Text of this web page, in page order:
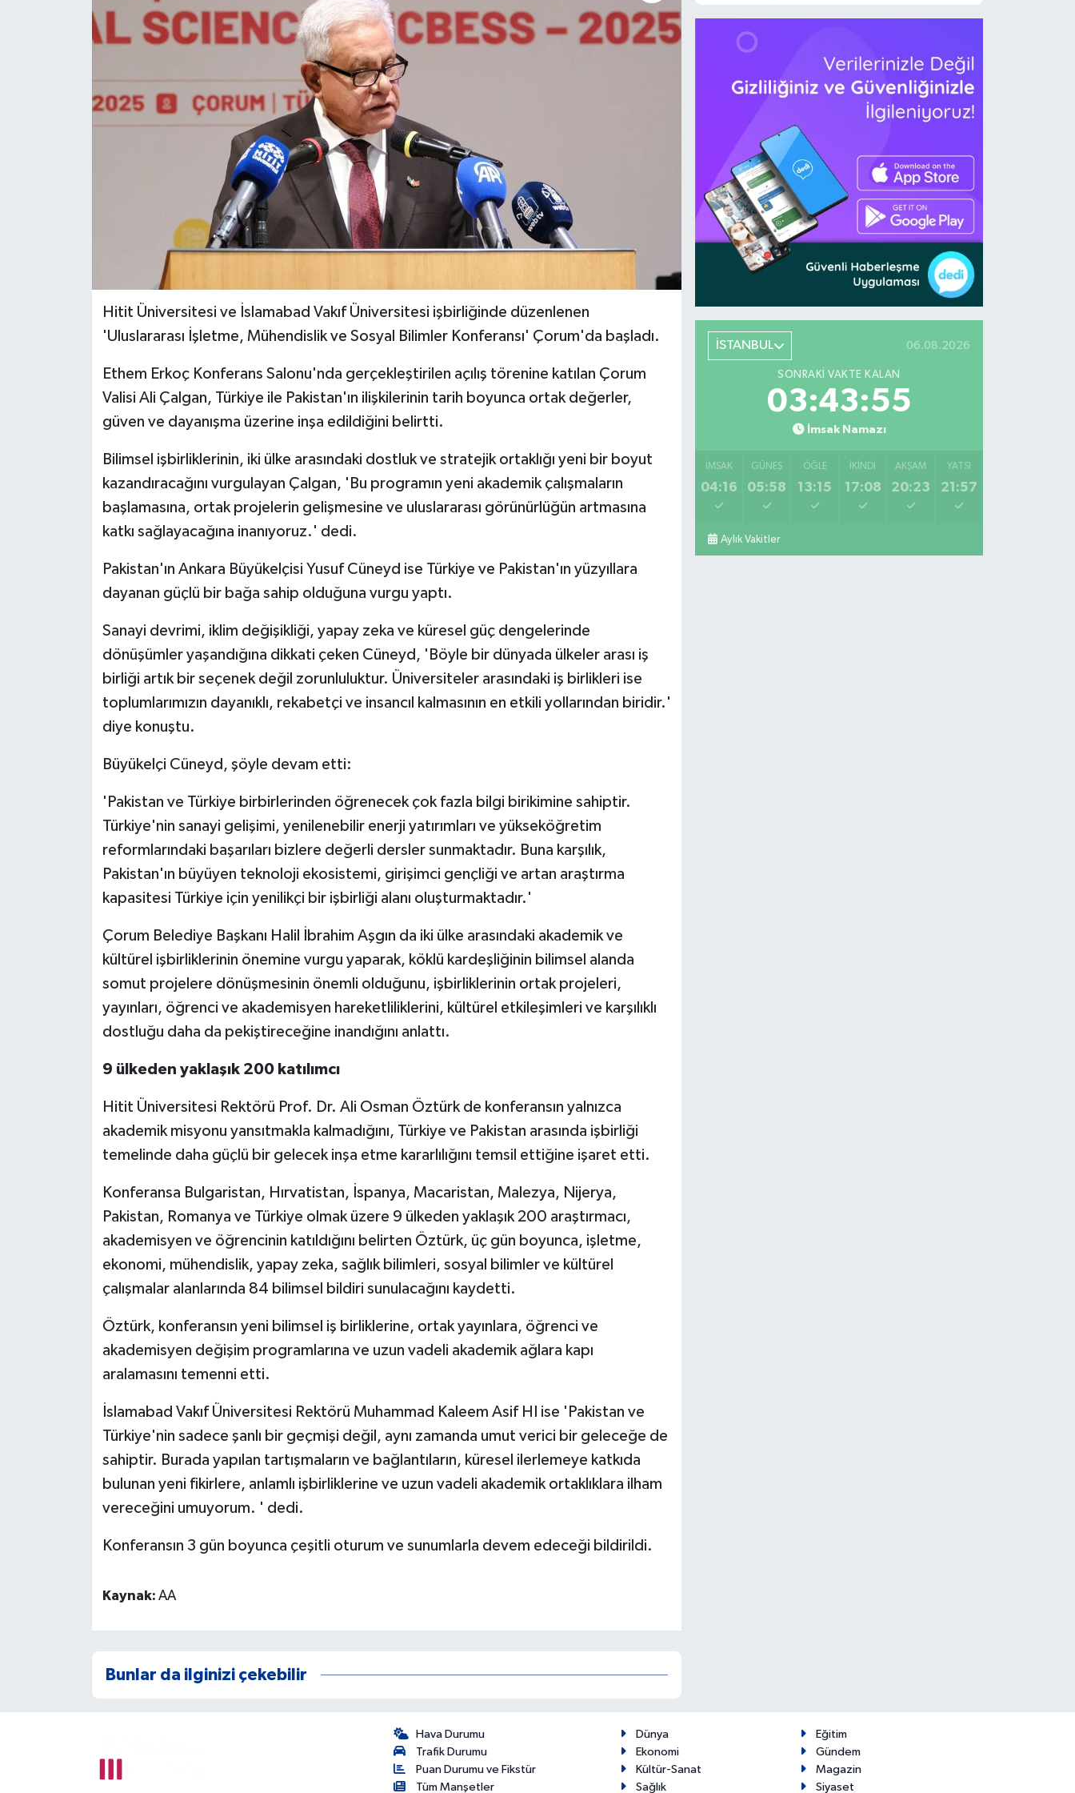
Hitit Üniversitesi ve İslamabad Vakıf Üniversitesi işbirliğinde düzenlenen
'Uluslararası İşletme, Mühendislik ve Sosyal Bilimler Konferansı' Çorum'da başladı.
Ethem Erkoç Konferans Salonu'nda gerçekleştirilen açılış törenine katılan Çorum
Valisi Ali Çalgan, Türkiye ile Pakistan'ın ilişkilerinin tarih boyunca ortak değerler,
güven ve dayanışma üzerine inşa edildiğini belirtti.
Bilimsel işbirliklerinin, iki ülke arasındaki dostluk ve stratejik ortaklığı yeni bir boyut
kazandıracağını vurgulayan Çalgan, 'Bu programın yeni akademik çalışmaların
başlamasına, ortak projelerin gelişmesine ve uluslararası görünürlüğün artmasına
katkı sağlayacağına inanıyoruz.' dedi.
Pakistan'ın Ankara Büyükelçisi Yusuf Cüneyd ise Türkiye ve Pakistan'ın yüzyıllara
dayanan güçlü bir bağa sahip olduğuna vurgu yaptı.
Sanayi devrimi, iklim değişikliği, yapay zeka ve küresel güç dengelerinde
dönüşümler yaşandığına dikkati çeken Cüneyd, 'Böyle bir dünyada ülkeler arası iş
birliği artık bir seçenek değil zorunluluktur. Üniversiteler arasındaki iş birlikleri ise
toplumlarımızın dayanıklı, rekabetçi ve insancıl kalmasının en etkili yollarından biridir.'
diye konuştu.
Büyükelçi Cüneyd, şöyle devam etti:
'Pakistan ve Türkiye birbirlerinden öğrenecek çok fazla bilgi birikimine sahiptir.
Türkiye'nin sanayi gelişimi, yenilenebilir enerji yatırımları ve yükseköğretim
reformlarındaki başarıları bizlere değerli dersler sunmaktadır. Buna karşılık,
Pakistan'ın büyüyen teknoloji ekosistemi, girişimci gençliği ve artan araştırma
kapasitesi Türkiye için yenilikçi bir işbirliği alanı oluşturmaktadır.'
Çorum Belediye Başkanı Halil İbrahim Aşgın da iki ülke arasındaki akademik ve
kültürel işbirliklerinin önemine vurgu yaparak, köklü kardeşliğinin bilimsel alanda
somut projelere dönüşmesinin önemli olduğunu, işbirliklerinin ortak projeleri,
yayınları, öğrenci ve akademisyen hareketliliklerini, kültürel etkileşimleri ve karşılıklı
dostluğu daha da pekiştireceğine inandığını anlattı.
9 ülkeden yaklaşık 200 katılımcı
Hitit Üniversitesi Rektörü Prof. Dr. Ali Osman Öztürk de konferansın yalnızca
akademik misyonu yansıtmakla kalmadığını, Türkiye ve Pakistan arasında işbirliği
temelinde daha güçlü bir gelecek inşa etme kararlılığını temsil ettiğine işaret etti.
Konferansa Bulgaristan, Hırvatistan, İspanya, Macaristan, Malezya, Nijerya,
Pakistan, Romanya ve Türkiye olmak üzere 9 ülkeden yaklaşık 200 araştırmacı,
akademisyen ve öğrencinin katıldığını belirten Öztürk, üç gün boyunca, işletme,
ekonomi, mühendislik, yapay zeka, sağlık bilimleri, sosyal bilimler ve kültürel
çalışmalar alanlarında 84 bilimsel bildiri sunulacağını kaydetti.
Öztürk, konferansın yeni bilimsel iş birliklerine, ortak yayınlara, öğrenci ve
akademisyen değişim programlarına ve uzun vadeli akademik ağlara kapı
aralamasını temenni etti.
İslamabad Vakıf Üniversitesi Rektörü Muhammad Kaleem Asif HI ise 'Pakistan ve
Türkiye'nin sadece şanlı bir geçmişi değil, aynı zamanda umut verici bir geleceğe de
sahiptir. Burada yapılan tartışmaların ve bağlantıların, küresel ilerlemeye katkıda
bulunan yeni fikirlere, anlamlı işbirliklerine ve uzun vadeli akademik ortaklıklara ilham
vereceğini umuyorum. ' dedi.
Konferansın 3 gün boyunca çeşitli oturum ve sunumlarla devem edeceği bildirildi.
Kaynak: AA
Bunlar da ilginizi çekebilir
İSTANBUL 06.08.2026
SONRAKI VAKTE KALAN
03:43:54
İmsak Namazı
İMSAK
04:16
GÜNEŞ
05:58
ÖĞLE
13:15
İKINDI
17:08
AKŞAM
20:23
YATSI
21:57
Aylık Vakitler
Hava Durumu
Trafik Durumu
Puan Durumu ve Fikstür
Tüm Manşetler
Dünya
Eğitim
Ekonomi
Gündem
Kültür-Sanat
Magazin
Sağlık
Siyaset